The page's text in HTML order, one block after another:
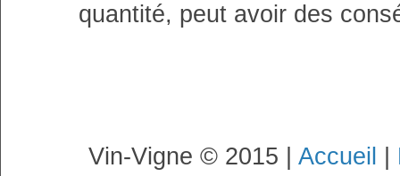
quantité, peut avoir des
Vin-Vigne © 2015 | Accueil